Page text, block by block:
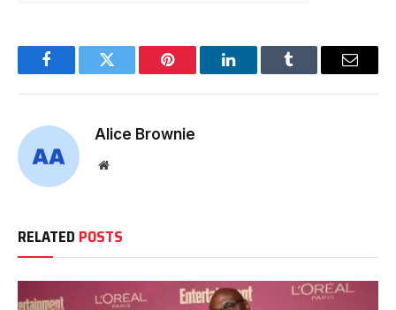
FacebookTwitter Pinterest LinkedInTumblr Email
Alice Brownie
Website
RELATED POSTS